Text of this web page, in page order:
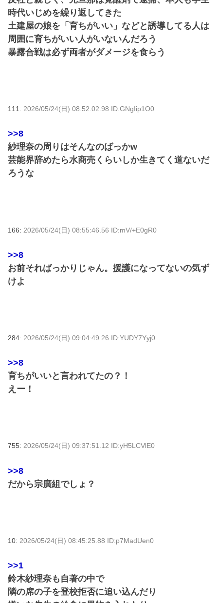
時代いじめを繰り返してきた
土建屋の娘を「育ちがいい」などと誘導してる人は
周囲に育ちがいい人がいないんだろう
暴露合戦は必ず両者がダメージを食らう
111: 2026/05/24(日) 08:52:02.98 ID:GNgIip1O0
>>8
紗理奈の周りはそんなのばっかw
芸能界辞めたら水商売くらいしか生きてく道ないだ
ろうな
166: 2026/05/24(日) 08:55:46.56 ID:mV/+E0gR0
>>8
お前そればっかりじゃん。援護になってないの気ず
けよ
284: 2026/05/24(日) 09:04:49.26 ID:YUDY7Yyj0
>>8
育ちがいいと言われてたの？！
えー！
755: 2026/05/24(日) 09:37:51.12 ID:yH5LCVlE0
>>8
だから宗廣組でしょ？
10: 2026/05/24(日) 08:45:25.88 ID:p7MadUen0
>>1
鈴木紗理奈も自著の中で
隣の席の子を登校拒否に追い込んだり